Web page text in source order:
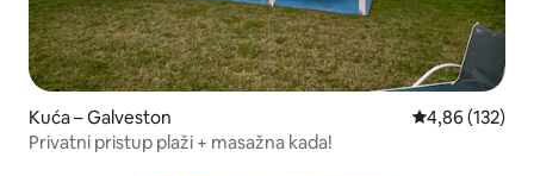
Kuća – Galveston Prosječna
4,86 (132)
Privatni pristup plaži + masažna kada!